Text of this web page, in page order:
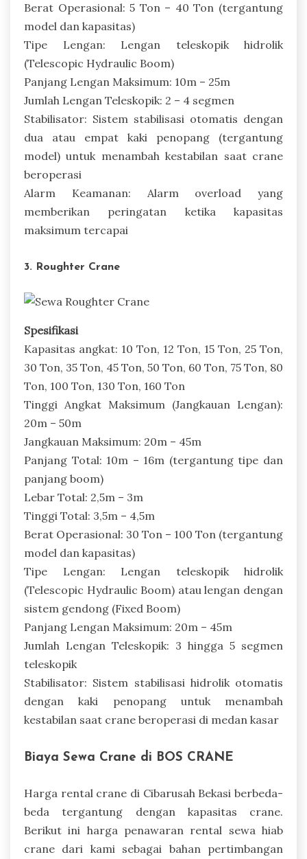
Berat Operasional: 5 Ton – 40 Ton (tergantung
model dan kapasitas)
Tipe Lengan: Lengan teleskopik hidrolik
(Telescopic Hydraulic Boom)
Panjang Lengan Maksimum: 10m – 25m
Jumlah Lengan Teleskopik: 2 – 4 segmen
Stabilisator: Sistem stabilisasi otomatis dengan
dua atau empat kaki penopang (tergantung
model) untuk menambah kestabilan saat crane
beroperasi
Alarm Keamanan: Alarm overload yang
memberikan peringatan ketika kapasitas
maksimum tercapai
3. Roughter Crane
Spesifikasi
Kapasitas angkat: 10 Ton, 12 Ton, 15 Ton, 25 Ton,
30 Ton, 35 Ton, 45 Ton, 50 Ton, 60 Ton, 75 Ton, 80
Ton, 100 Ton, 130 Ton, 160 Ton
Tinggi Angkat Maksimum (Jangkauan Lengan):
20m – 50m
Jangkauan Maksimum: 20m – 45m
Panjang Total: 10m – 16m (tergantung tipe dan
panjang boom)
Lebar Total: 2,5m – 3m
Tinggi Total: 3,5m – 4,5m
Berat Operasional: 30 Ton – 100 Ton (tergantung
model dan kapasitas)
Tipe Lengan: Lengan teleskopik hidrolik
(Telescopic Hydraulic Boom) atau lengan dengan
sistem gendong (Fixed Boom)
Panjang Lengan Maksimum: 20m – 45m
Jumlah Lengan Teleskopik: 3 hingga 5 segmen
teleskopik
Stabilisator: Sistem stabilisasi hidrolik otomatis
dengan kaki penopang untuk menambah
kestabilan saat crane beroperasi di medan kasar
Biaya Sewa Crane di BOS CRANE
Harga rental crane di Cibarusah Bekasi berbeda-
beda tergantung dengan kapasitas crane.
Berikut ini harga penawaran rental sewa hiab
crane dari kami sebagai bahan pertimbangan